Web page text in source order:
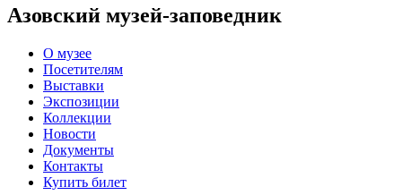
Азовский музей-заповедник
О музее
Посетителям
Выставки
Экспозиции
Коллекции
Новости
Документы
Контакты
Купить билет